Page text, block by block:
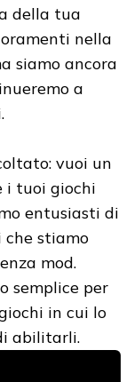
della tua
nella
siamo ancora
a
vuoi un
i tuoi giochi
entusiasti di
che stiamo
mod.
semplice per
in cui lo
abilitarli.